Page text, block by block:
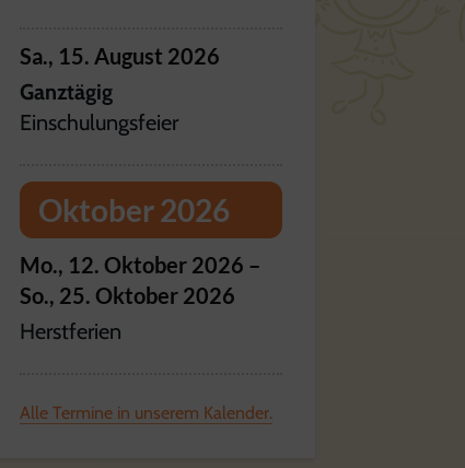
Sa., 15. August 2026
Ganztägig
Einschulungsfeier
Oktober 2026
Mo., 12. Oktober 2026 –
So., 25. Oktober 2026
Herstferien
Alle Termine in unserem Kalender.